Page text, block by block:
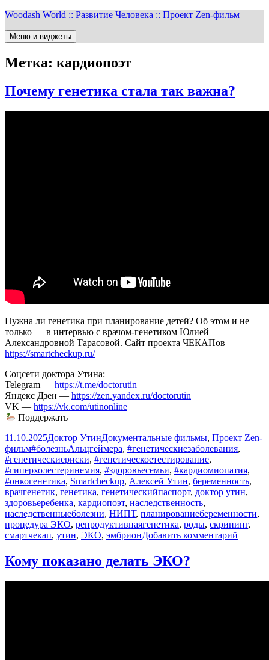
Перейти
содержимому
Woodash World :: Развитие Человека :: Проект Zen-фильм
Меню и виджеты
Метка: кардиопоэт
Почему генетика стала так важна?
Нужна ли генетика при планирование детей? Об этом и не
только — в интервью с врачом-генетиком Юлией
Александровной Тарасовой. Сайт проекта ЧЕКАПов —
https://smartcheckup.ru/
Соцсети доктора Утина:
Telegram — https://t.me/doctorutin
Яндекс Дзен — https://zen.yandex.ru/doctorutin
VK — https://vk.com/utinonline
Поддержать
Опубликовано
11.10.2025Автор
Доктор УтинРубрики
Документальные фильмы, Проект Zen-
фильмМетки
#болезньАльцгеймера, #генетическиезаболевания,
#генетическиериски, #генетическоетестирование,
#гиперхолестеринемия, #здоровьесемьи, #кардиомиопатия,
#онкогенетика, Smartcheckup, Алексей Утин, беременность,
врачгенетик, генетика, генетическийпаспорт, доктор утин,
здоровьеребенка, кардиопоэт, наследственность,
наследственныеболезни, НИПТ, планированиебеременности,
процедура ЭКО, репродуктивнаягенетика, роды, скрининг,
смартчекап, утин, ЭКО, эмбрионДобавить комментарий
Кому показано делать ЭКО?